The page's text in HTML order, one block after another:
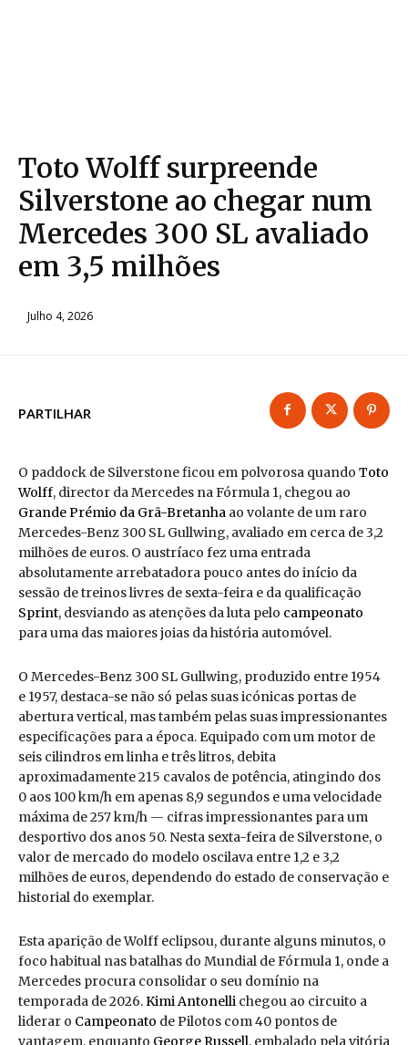
Toto Wolff surpreende
Silverstone ao chegar num
Mercedes 300 SL avaliado
em 3,5 milhões
Julho 4, 2026
PARTILHAR
O paddock de Silverstone ficou em polvorosa quando Toto
Wolff, director da Mercedes na Fórmula 1, chegou ao
Grande Prémio da Grã-Bretanha ao volante de um raro
Mercedes-Benz 300 SL Gullwing, avaliado em cerca de 3,2
milhões de euros. O austríaco fez uma entrada
absolutamente arrebatadora pouco antes do início da
sessão de treinos livres de sexta-feira e da qualificação
Sprint, desviando as atenções da luta pelo campeonato
para uma das maiores joias da história automóvel.
O Mercedes-Benz 300 SL Gullwing, produzido entre 1954
e 1957, destaca-se não só pelas suas icónicas portas de
abertura vertical, mas também pelas suas impressionantes
especificações para a época. Equipado com um motor de
seis cilindros em linha e três litros, debita
aproximadamente 215 cavalos de potência, atingindo dos
0 aos 100 km/h em apenas 8,9 segundos e uma velocidade
máxima de 257 km/h — cifras impressionantes para um
desportivo dos anos 50. Nesta sexta-feira de Silverstone, o
valor de mercado do modelo oscilava entre 1,2 e 3,2
milhões de euros, dependendo do estado de conservação e
historial do exemplar.
Esta aparição de Wolff eclipsou, durante alguns minutos, o
foco habitual nas batalhas do Mundial de Fórmula 1, onde a
Mercedes procura consolidar o seu domínio na
temporada de 2026.Kimi Antonelli chegou ao circuito a
liderar o Campeonato de Pilotos com 40 pontos de
vantagem, enquanto George Russell, embalado pela vitória